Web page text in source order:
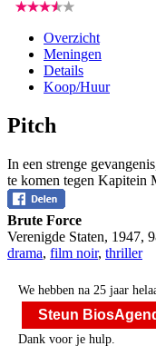
Overzicht
Meningen
Details
Koop/Huur
Pitch
In een strenge
te komen tegen Kapitein
Brute Force
Verenigde Staten, 1947,
drama, film noir, thriller
We hebben na 25 jaar
Steun
Dank voor je hulp.